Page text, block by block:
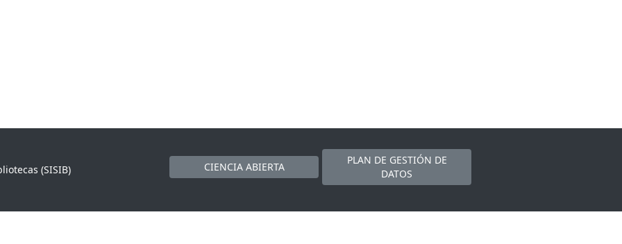
(SISIB)
CIENCIA ABIERTA
PLAN DE GESTIÓN DE
DATOS